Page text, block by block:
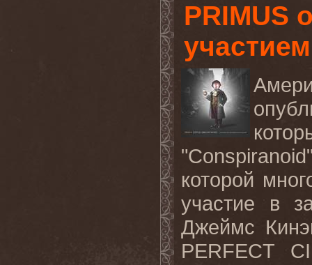
PRIMUS
"Conspiranoid
которой
участие в
Джеймс
PERFECT